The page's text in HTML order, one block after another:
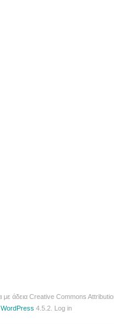
με άδεια Creative Commons
WordPress 4.5.2. Log in